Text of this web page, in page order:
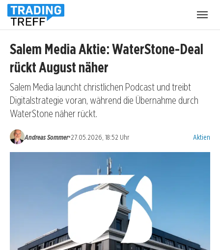
Salem Media Aktie: WaterStone-Deal
rückt August näher
Salem Media launcht christlichen Podcast und treibt
Digitalstrategie voran, während die Übernahme durch
WaterStone näher rückt.
Andreas Sommer•27.05.2026, 18:52 Uhr Aktien